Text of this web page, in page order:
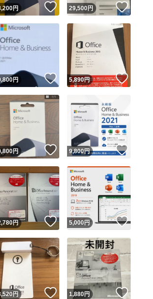
ド&安心発送
バッジは実績に基づく表示であり、発送を保証しているも
スピード＆安心発送
このユーザーは高頻度で24時
ます
ピード発送
安心発送 このユーザーは設定した発送日
出品ページへ
キャンセル
！
円 いいね！
29,500円 いいね
ね！
円 いいね！
5,890円
ね！
円 いいね！
9,800円
！
円 いいね！
5,000円 いいね
ね！
円 いいね！
1,880円 いいね